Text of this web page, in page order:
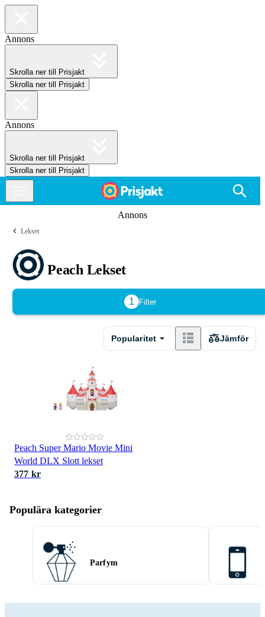
Annons
Skrolla ner till Prisjakt
Skrolla ner till Prisjakt
Annons
Skrolla ner till Prisjakt
Skrolla ner till Prisjakt
Annons
Lekset
Peach Lekset
1 Filter
Popularitet Jämför
Peach Super Mario Movie Mini
World DLX Slott lekset
377 kr
Populära kategorier
Parfym